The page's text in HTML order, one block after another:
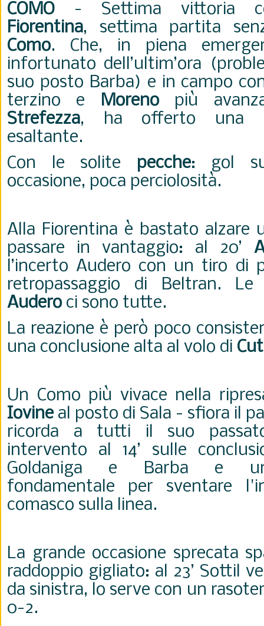
COMO - Settima vittoria
Fiorentina, settima partita
Como. Che, in piena
infortunato dell’ultim’ora
suo posto Barba) e in campo
terzino e Morenopiù
Strefezza, ha offerto una
esaltante.
Con le solite pecche: gol
occasione, poca perciolosità.
Alla Fiorentina è bastato alzare
passare in vantaggio: al 20’
l’incerto Audero con un tiro di
retropassaggio di Beltran. Le
Auderoci sono tutte.
La reazione è però poco
una conclusione alta al volo di
Un Como più vivace nella
Iovineal posto di Sala - sfiora il
ricorda a tutti il suo
intervento al 14’ sulle
Goldaniga e Barba e
fondamentale per sventare
comasco sulla linea.
La grande occasione sprecata
raddoppio gigliato: al 23’ Sottil
da sinistra, lo serve con un
0-2.